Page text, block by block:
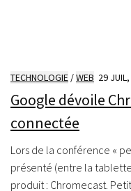
TECHNOLOGIE /WEB 29
Google dévoile
connectée
Lors de la conférence «
présenté (entre la
produit : Chromecast.